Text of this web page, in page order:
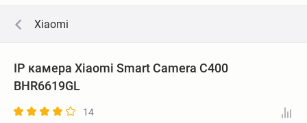
Xiaomi
IP камера Xiaomi Smart Camera C400
BHR6619GL
14